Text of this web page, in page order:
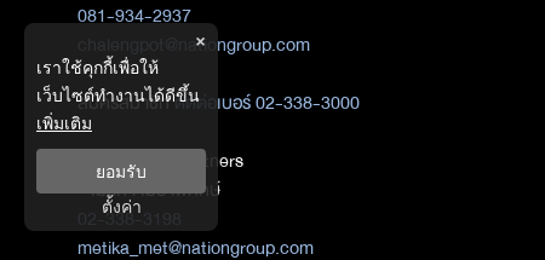
081-934-2937
chalengpot@nationgroup.com
สมัครสมาชิกติดต่อเบอร์ 02-338-3000
ติดต่อ Media Partners
- เมธิกา เมธาพิทักษ์
02-338-3198
metika_met@nationgroup.com
×
เราใช้คุกกี้เพื่อให้
เว็บไซต์ทำงานได้ดีขึ้น
เพิ่มเติม
ยอมรับ
ตั้งค่า